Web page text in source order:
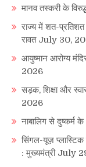
मानव तस्करी के
राज्य में शत-
रावत July 30,
आयुष्मान आरोग्य
2026
सड़क, शिक्षा और
2026
नाबालिग से दुष्कर्म के
सिंगल-यूज़ प्लास्टिक
: मुख्यमंत्री July